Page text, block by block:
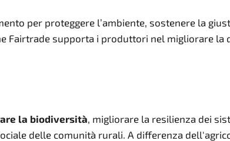
per proteggere l’ambiente, sostenere la
Fairtrade supporta i produttori nel migliorare
la biodiversità, migliorare la resilienza dei
delle comunità rurali. A differenza